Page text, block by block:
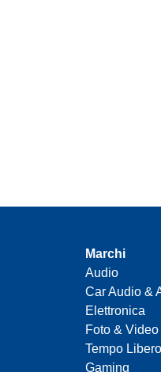
Marchi
Audio
Car Audio &
Elettronica
Foto & Video
Tempo
Gaming